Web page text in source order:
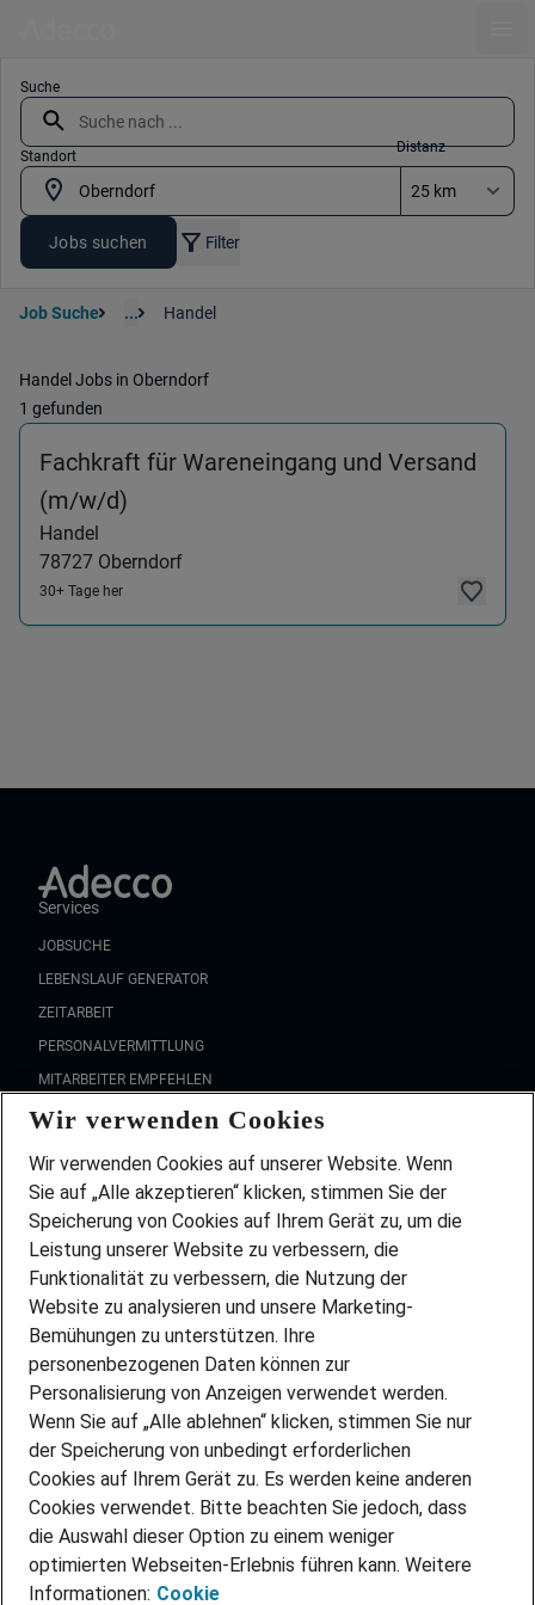
Suche
Standort
Distanz
Jobs suchen Filter
Job Suche ... Handel
Handel Jobs in Oberndorf
1 gefunden
Fachkraft für Wareneingang und Versand
(m/w/d)
Handel
78727 Oberndorf
30+ Tage her
Services
JOBSUCHE
LEBENSLAUF GENERATOR
ZEITARBEIT
PERSONALVERMITTLUNG
MITARBEITER EMPFEHLEN
FAQ
Wir stellen ein!
DEINE BERUFSGRUPPE
DEINE LEBENSSITUATION
PARTNERSHIP WITH AIRBUS
INITIATIV BEWERBEN
ÜBER UNS
STANDORTE
BLOG
PRESSE
KONTAKT
@Adecco 2026
Wir verwenden Cookies
Wir verwenden Cookies auf unserer Website. Wenn
Sie auf „Alle akzeptieren“ klicken, stimmen Sie der
Speicherung von Cookies auf Ihrem Gerät zu, um die
Leistung unserer Website zu verbessern, die
Funktionalität zu verbessern, die Nutzung der
Website zu analysieren und unsere Marketing-
Bemühungen zu unterstützen. Ihre
personenbezogenen Daten können zur
Personalisierung von Anzeigen verwendet werden.
Wenn Sie auf „Alle ablehnen“ klicken, stimmen Sie nur
der Speicherung von unbedingt erforderlichen
Cookies auf Ihrem Gerät zu. Es werden keine anderen
Cookies verwendet. Bitte beachten Sie jedoch, dass
die Auswahl dieser Option zu einem weniger
optimierten Webseiten-Erlebnis führen kann. Weitere
Informationen: Cookie